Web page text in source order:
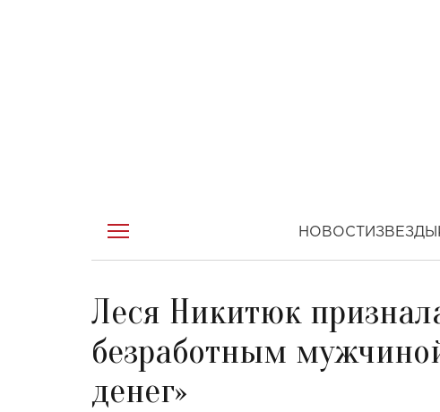
НОВОСТИ ЗВЕЗДЫ
Леся Никитюк
безработным
денег»